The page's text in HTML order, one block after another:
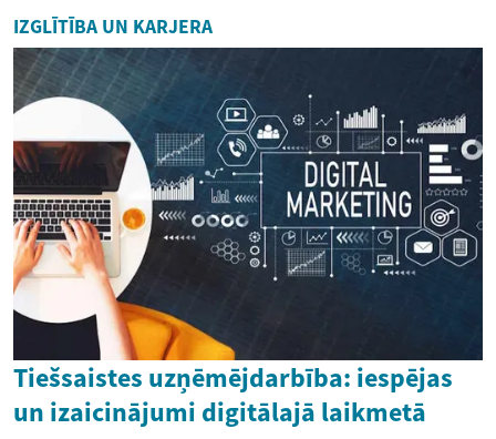
IZGLĪTĪBA UN KARJERA
Tiešsaistes uzņēmējdarbība: iespējas
un izaicinājumi digitālajā laikmetā